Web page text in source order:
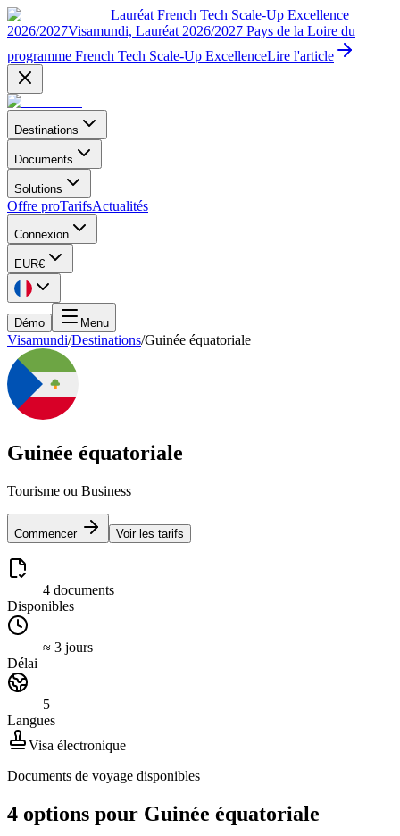
Lauréat French Tech Scale-Up Excellence
2026/2027Visamundi, Lauréat 2026/2027 Pays de la Loire du
programme French Tech Scale-Up ExcellenceLire l'article
Destinations
Documents
Solutions
Offre proTarifsActualités
Connexion
EUR€
Démo Menu
Visamundi/Destinations/Guinée équatoriale
Guinée équatoriale
Tourisme ou Business
Commencer Voir les tarifs
4 documents
Disponibles
≈ 3 jours
Délai
5
Langues
Visa électronique
Documents de voyage disponibles
4 options pour Guinée équatoriale